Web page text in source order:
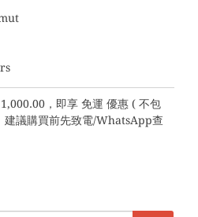
，即享 免運 優惠 ( 不包
建議購買前先致電/WhatsApp查